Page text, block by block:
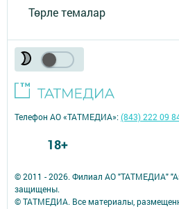
Төрле темалар
© 2011 - 2026. Филиал АО "ТАТМЕДИА"
защищены.
© ТАТМЕДИА. Все материалы,
Телефон АО «ТАТМЕДИА»:(843) 222 09
18+